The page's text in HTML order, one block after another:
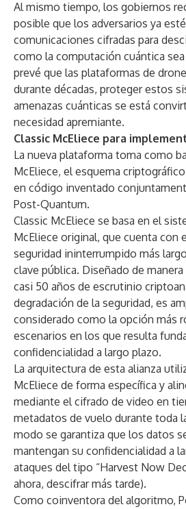
Al mismo tiempo, los gobiernos
posible que los adversarios ya
comunicaciones cifradas para
como la computación cuántica
prevé que las plataformas de
durante décadas, proteger estos
amenazas cuánticas se está
necesidad apremiante.
Classic McEliece para
La nueva plataforma toma como
McEliece, el esquema
en código inventado
Post-Quantum.
Classic McEliece se basa en el
McEliece original, que cuenta con
seguridad ininterrumpido más
clave pública. Diseñado de
casi 50 años de escrutinio
degradación de la seguridad, es
considerado como la opción más
escenarios en los que resulta
confidencialidad a largo plazo.
La arquitectura de esta alianza
McEliece de forma específica y
mediante el cifrado de video en
metadatos de vuelo durante toda
modo se garantiza que los datos
mantengan su confidencialidad a
ataques del tipo “Harvest Now
ahora, descifrar más tarde).
Como coinventora del algoritmo,